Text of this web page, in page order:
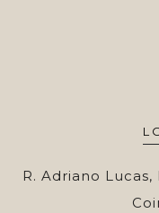
R. Adriano